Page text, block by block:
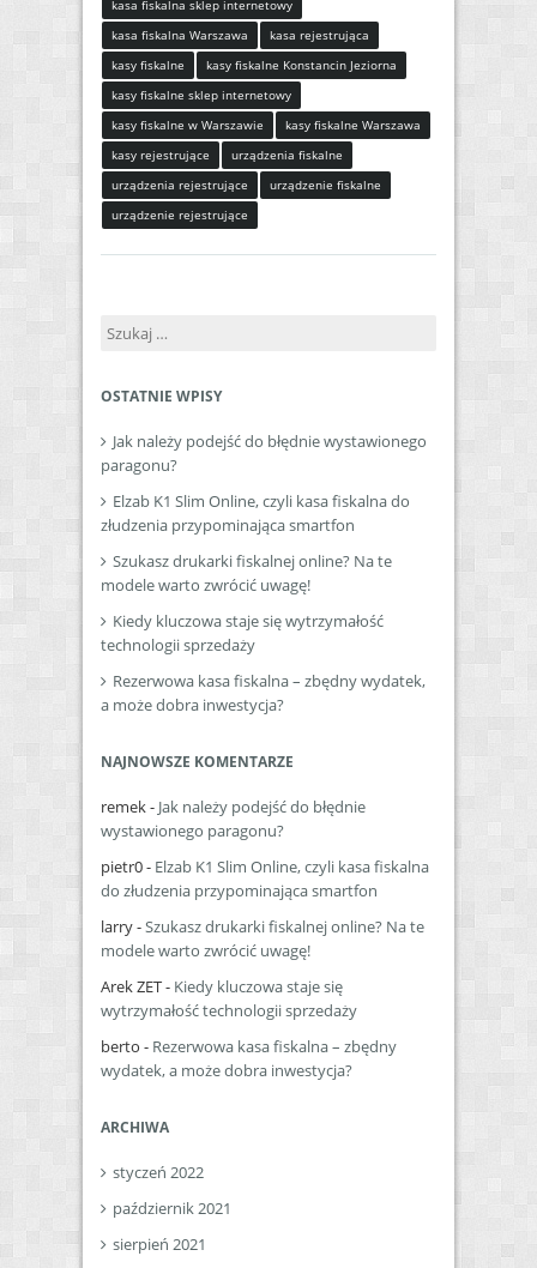
kasa fiskalna sklep internetowy
kasa fiskalna Warszawa
kasa rejestrująca
kasy fiskalne
kasy fiskalne Konstancin Jeziorna
kasy fiskalne sklep internetowy
kasy fiskalne w Warszawie
kasy fiskalne Warszawa
kasy rejestrujące
urządzenia fiskalne
urządzenia rejestrujące
urządzenie fiskalne
urządzenie rejestrujące
Szukaj:
OSTATNIE WPISY
Jak należy podejść do błędnie wystawionego
paragonu?
Elzab K1 Slim Online, czyli kasa fiskalna do
złudzenia przypominająca smartfon
Szukasz drukarki fiskalnej online? Na te
modele warto zwrócić uwagę!
Kiedy kluczowa staje się wytrzymałość
technologii sprzedaży
Rezerwowa kasa fiskalna – zbędny wydatek,
a może dobra inwestycja?
NAJNOWSZE KOMENTARZE
remek- Jak należy podejść do błędnie
wystawionego paragonu?
pietr0- Elzab K1 Slim Online, czyli kasa fiskalna
do złudzenia przypominająca smartfon
larry-Szukasz drukarki fiskalnej online? Na te
modele warto zwrócić uwagę!
Arek ZET- Kiedy kluczowa staje się
wytrzymałość technologii sprzedaży
berto - Rezerwowa kasa fiskalna – zbędny
wydatek, a może dobra inwestycja?
ARCHIWA
styczeń 2022
październik 2021
sierpień 2021